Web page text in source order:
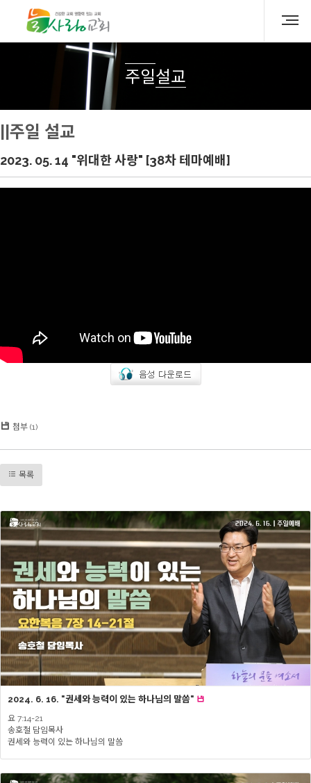
주일설교
||주일 설교
2023. 05. 14 "위대한 사랑" [38차 테마예배]
첨부 (1)
목록
2024. 6. 16. "권세와 능력이 있는 하나님의 말씀"
요 7:14-21
송호철 담임목사
권세와 능력이 있는 하나님의 말씀